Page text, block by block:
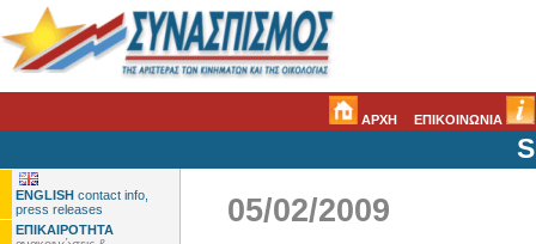
ΑΡΧΗ ΕΠΙΚΟΙΝΩΝΙΑ
ENGLISH contact info,
press releases
ΕΠΙΚΑΙΡΟΤΗΤΑ
05/02/2009